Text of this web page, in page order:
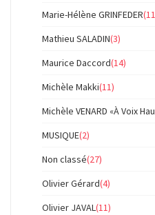
Marie-Hélène GRINFEDER
Mathieu SALADIN(3)
Maurice Daccord(14)
Michèle Makki(11)
Michèle VENARD «À Voix
MUSIQUE(2)
Non classé(27)
Olivier Gérard(4)
Olivier JAVAL(11)